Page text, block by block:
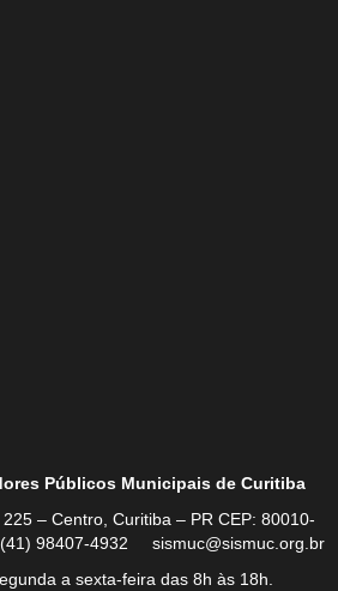
Públicos Municipais de Curitiba
– Centro, Curitiba – PR CEP: 80010-
98407-4932 sismuc@sismuc.org.br
a sexta-feira das 8h às 18h.